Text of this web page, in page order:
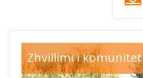
crh-
Zhvillimi i